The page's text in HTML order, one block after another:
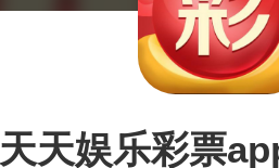
天天娱乐彩票